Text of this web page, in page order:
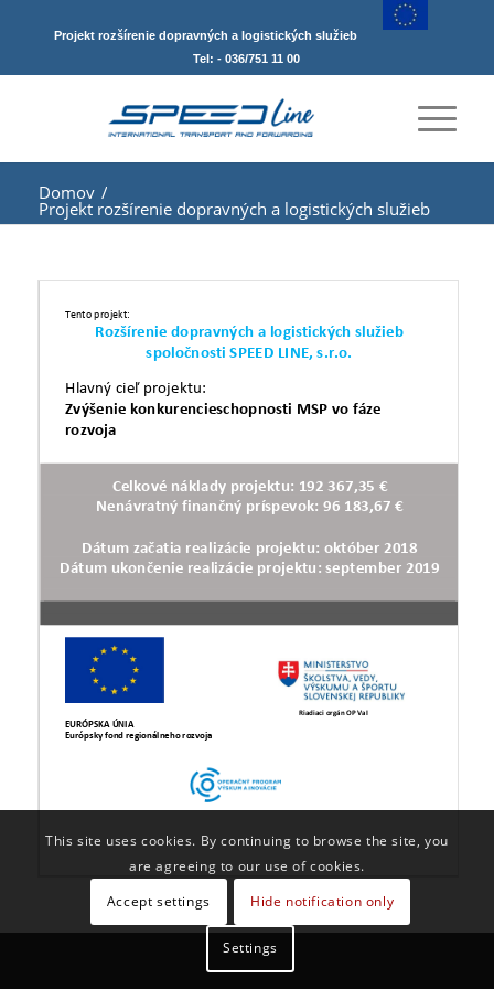
Projekt rozšírenie dopravných a logistických služieb
Tel: - 036/751 11 00
Domov /
Projekt rozšírenie dopravných a logistických služieb
This site uses cookies. By continuing to browse the site, you
are agreeing to our use of cookies.
Accept settings
Hide notification only
Settings